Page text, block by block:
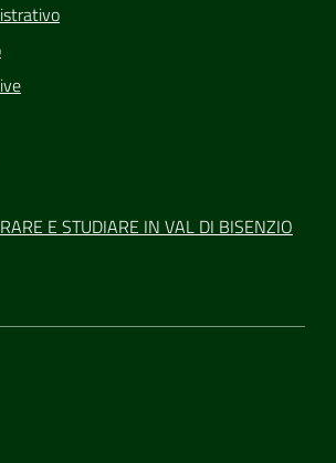
E STUDIARE IN VAL DI BISENZIO